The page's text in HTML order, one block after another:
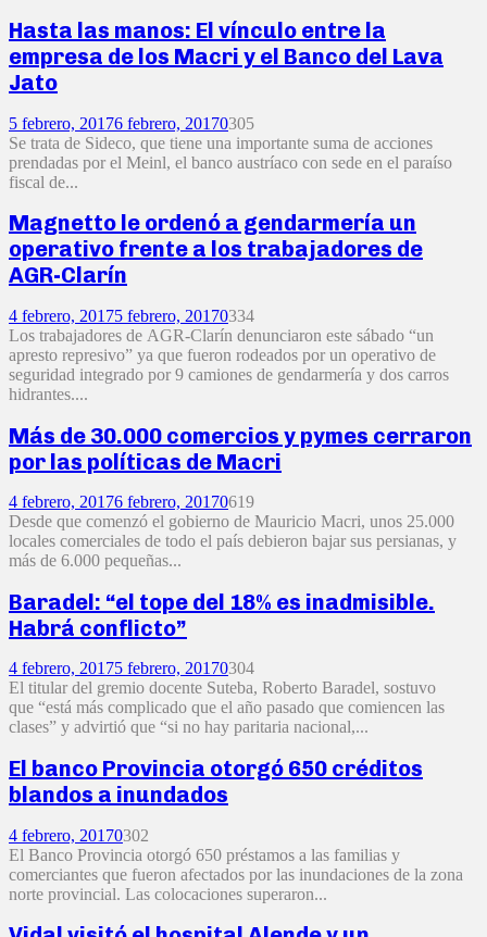
Hasta las manos: El vínculo entre la
empresa de los Macri y el Banco del Lava
Jato
5 febrero, 20176 febrero, 20170305
Se trata de Sideco, que tiene una importante suma de acciones
prendadas por el Meinl, el banco austríaco con sede en el paraíso
fiscal de...
Magnetto le ordenó a gendarmería un
operativo frente a los trabajadores de
AGR-Clarín
4 febrero, 20175 febrero, 20170334
Los trabajadores de AGR-Clarín denunciaron este sábado “un
apresto represivo” ya que fueron rodeados por un operativo de
seguridad integrado por 9 camiones de gendarmería y dos carros
hidrantes....
Más de 30.000 comercios y pymes cerraron
por las políticas de Macri
4 febrero, 20176 febrero, 20170619
Desde que comenzó el gobierno de Mauricio Macri, unos 25.000
locales comerciales de todo el país debieron bajar sus persianas, y
más de 6.000 pequeñas...
Baradel: “el tope del 18% es inadmisible.
Habrá conflicto”
4 febrero, 20175 febrero, 20170304
El titular del gremio docente Suteba, Roberto Baradel, sostuvo
que “está más complicado que el año pasado que comiencen las
clases” y advirtió que “si no hay paritaria nacional,...
El banco Provincia otorgó 650 créditos
blandos a inundados
4 febrero, 20170302
El Banco Provincia otorgó 650 préstamos a las familias y
comerciantes que fueron afectados por las inundaciones de la zona
norte provincial. Las colocaciones superaron...